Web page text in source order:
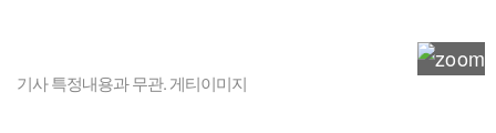
기사 특정내용과 무관. 게티이미지